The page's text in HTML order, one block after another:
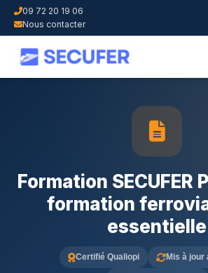
09 72 20 19 06
Nous contacter
Formation SECUFER
formation
essentielle
Certifié Qualiopi Mis à jour